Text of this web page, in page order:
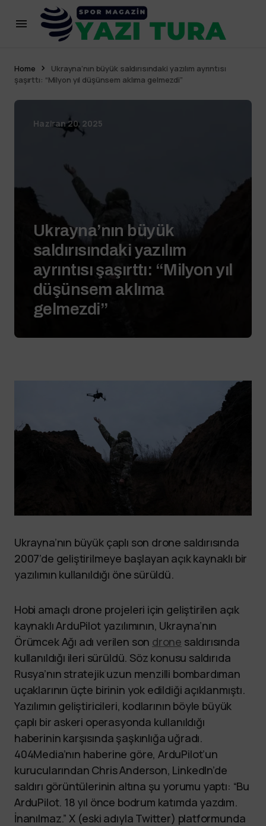
Home
Ukrayna’nın büyük saldırısındaki yazılım ayrıntısı
şaşırttı: “Milyon yıl düşünsem aklıma gelmezdi”
Haziran 20, 2025
Ukrayna’nın büyük
saldırısındaki yazılım
ayrıntısı şaşırttı: “Milyon yıl
düşünsem aklıma
gelmezdi”
Ukrayna’nın büyük çaplı son drone saldırısında
2007’de geliştirilmeye başlayan açık kaynaklı bir
yazılımın kullanıldığı öne sürüldü.
Hobi amaçlı drone projeleri için geliştirilen açık
kaynaklı ArduPilot yazılımının, Ukrayna’nın
Örümcek Ağı adı verilen son drone saldırısında
kullanıldığı ileri sürüldü. Söz konusu saldırıda
Rusya’nın stratejik uzun menzilli bombardıman
uçaklarının üçte birinin yok edildiği açıklanmıştı.
Yazılımın geliştiricileri, kodlarının böyle büyük
çaplı bir askeri operasyonda kullanıldığı
haberinin karşısında şaşkınlığa uğradı.
404Media’nın haberine göre, ArduPilot’un
kurucularından Chris Anderson, LinkedIn’de
saldırı görüntülerinin altına şu yorumu yaptı: “Bu
ArduPilot. 18 yıl önce bodrum katımda yazdım.
İnanılmaz.” X (eski adıyla Twitter) platformunda